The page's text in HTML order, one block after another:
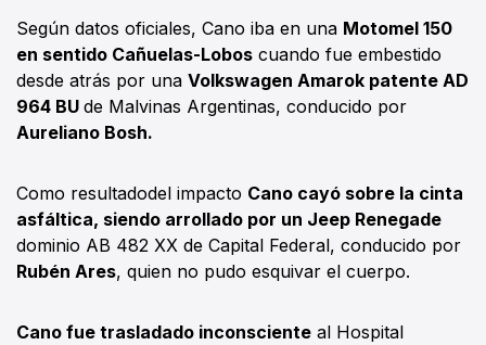
Según datos oficiales, Cano iba en una Motomel 150
en sentido Cañuelas-Lobos cuando fue embestido
desde atrás por una Volkswagen Amarok patente AD
964 BU de Malvinas Argentinas, conducido por
Aureliano Bosh.
Como resultadodel impacto Cano cayó sobre la cinta
asfáltica, siendo arrollado por un Jeep Renegade
dominio AB 482 XX de Capital Federal, conducido por
Rubén Ares, quien no pudo esquivar el cuerpo.
Cano fue trasladado inconsciente al Hospital